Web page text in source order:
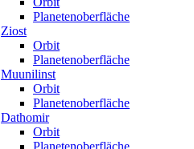
Planetenoberfläche
Ziost
Orbit
Planetenoberfläche
Muunilinst
Orbit
Planetenoberfläche
Dathomir
Orbit
Planetenoberfläche